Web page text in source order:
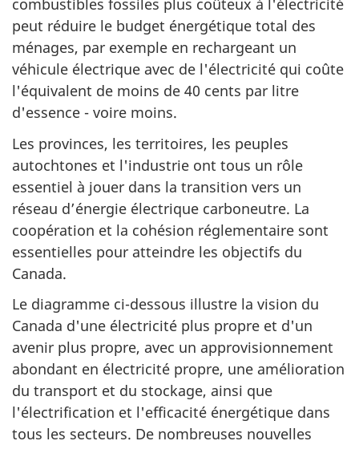
combustibles fossiles plus coûteux à l'électricité
peut réduire le budget énergétique total des
ménages, par exemple en rechargeant un
véhicule électrique avec de l'électricité qui coûte
l'équivalent de moins de 40 cents par litre
d'essence - voire moins.
Les provinces, les territoires, les peuples
autochtones et l'industrie ont tous un rôle
essentiel à jouer dans la transition vers un
réseau d’énergie électrique carboneutre. La
coopération et la cohésion réglementaire sont
essentielles pour atteindre les objectifs du
Canada.
Le diagramme ci-dessous illustre la vision du
Canada d'une électricité plus propre et d'un
avenir plus propre, avec un approvisionnement
abondant en électricité propre, une amélioration
du transport et du stockage, ainsi que
l'électrification et l'efficacité énergétique dans
tous les secteurs. De nombreuses nouvelles